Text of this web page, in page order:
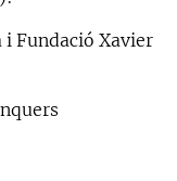
Fundació Xavier